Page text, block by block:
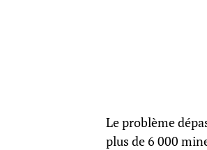
Le problème
plus de 6 000